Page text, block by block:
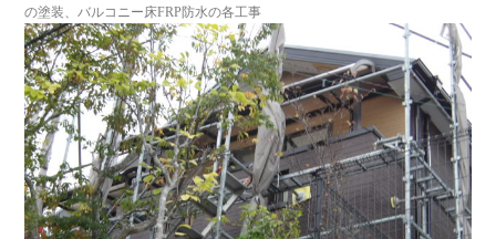
の塗装、バルコニー床FRP防水の各工事